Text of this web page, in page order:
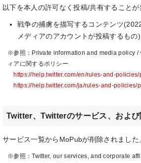
以下を本人の許可なく投稿/共有することが
戦争の捕虜を描写するコンテンツ
メディアのアカウントが投稿するもの)
※参照：Private information and media policy /
ィアに関するポリシー
https://help.twitter.com/en/rules-and-
https://help.twitter.com/ja/rules-and-policies/
Twitter、Twitterのサービス、およ
サービス一覧からMoPubが削除されました
※参照：Twitter, our services, and corporate